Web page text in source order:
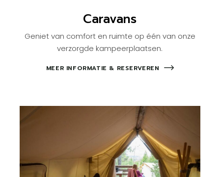
Caravans
Geniet van comfort en ruimte op één van onze
verzorgde kampeerplaatsen.
MEER INFORMATIE & RESERVEREN